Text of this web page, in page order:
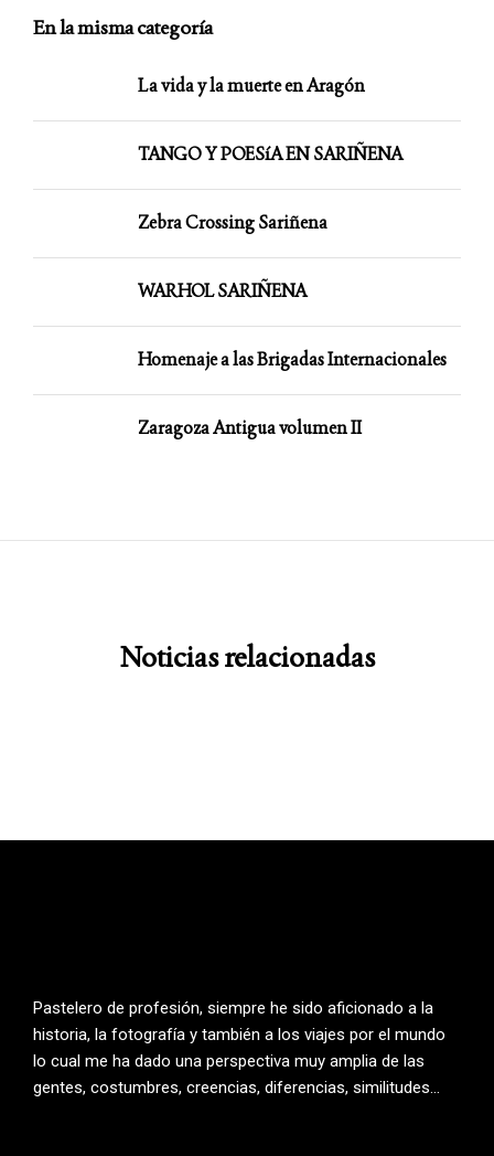
En la misma categoría
La vida y la muerte en Aragón
TANGO Y POESíA EN SARIÑENA
Zebra Crossing Sariñena
WARHOL SARIÑENA
Homenaje a las Brigadas Internacionales
Zaragoza Antigua volumen II
Noticias relacionadas
Pastelero de profesión, siempre he sido aficionado a la
historia, la fotografía y también a los viajes por el mundo
lo cual me ha dado una perspectiva muy amplia de las
gentes, costumbres, creencias, diferencias, similitudes…